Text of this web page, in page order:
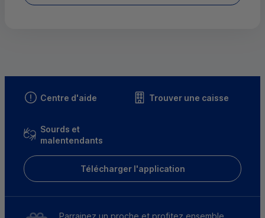
Centre d'aide Trouver une caisse
Sourds et
malentendants
Télécharger l'application
Parrainez un proche et profitez ensemble